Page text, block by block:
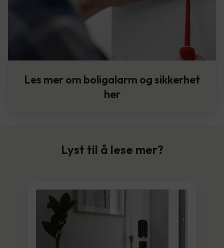
Les mer om boligalarm og sikkerhet
her
Lyst til å lese mer?